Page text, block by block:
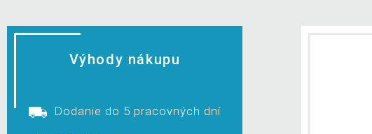
Výhody nákupu
Dodanie do 5 pracovných dní